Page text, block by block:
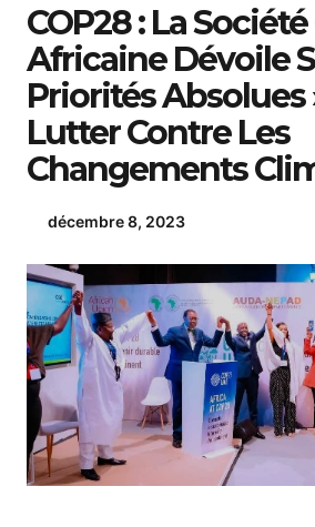
COP28 : La
Africaine Dévoile
Priorités Absolues
Lutter Contre Les
Changements
décembre 8, 2023